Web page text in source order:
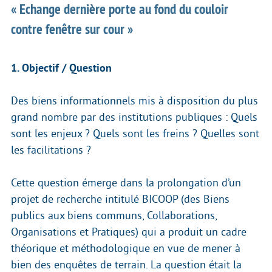
« Echange dernière porte au fond du couloir
contre fenêtre sur cour »
1. Objectif / Question
Des biens informationnels mis à disposition du plus
grand nombre par des institutions publiques : Quels
sont les enjeux ? Quels sont les freins ? Quelles sont
les facilitations ?
Cette question émerge dans la prolongation d’un
projet de recherche intitulé BICOOP (des Biens
publics aux biens communs, Collaborations,
Organisations et Pratiques) qui a produit un cadre
théorique et méthodologique en vue de mener à
bien des enquêtes de terrain. La question était la